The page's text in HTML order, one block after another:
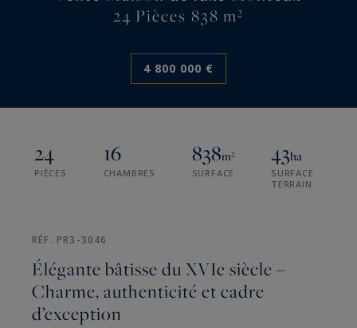
24 Pièces 838 m²
4 800 000 €
24
PIÈCES
16
CHAMBRES
838m²
SURFACE
43ha
SURFACE
TERRAIN
RÉF. PR3-3046
Élégante bâtisse du XVIe siècle –
Charme, authenticité et cadre
d’exception